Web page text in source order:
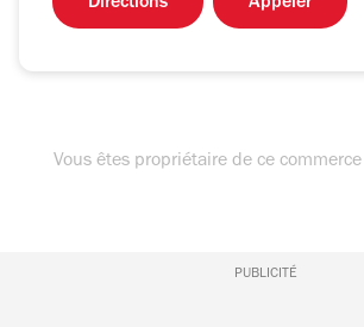
Vous êtes propriétaire de ce
PUBLICITÉ